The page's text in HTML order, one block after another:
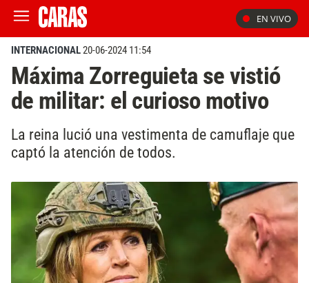
EN VIVO
INTERNACIONAL20-06-2024 11:54
Máxima Zorreguieta se vistió
de militar: el curioso motivo
La reina lució una vestimenta de camuflaje que
captó la atención de todos.